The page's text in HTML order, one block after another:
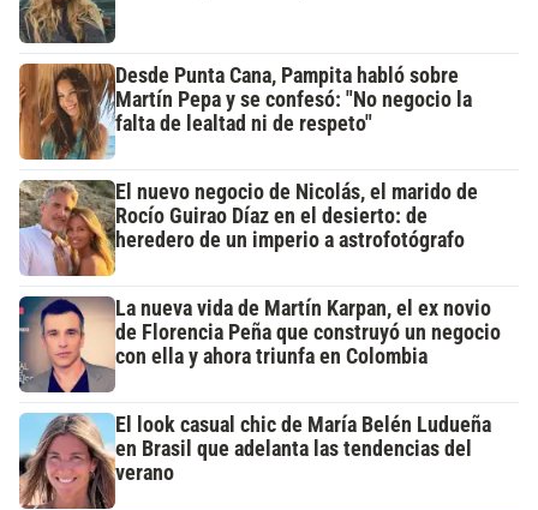
Desde Punta Cana, Pampita habló sobre
Martín Pepa y se confesó: "No negocio la
falta de lealtad ni de respeto"
El nuevo negocio de Nicolás, el marido de
Rocío Guirao Díaz en el desierto: de
heredero de un imperio a astrofotógrafo
La nueva vida de Martín Karpan, el ex novio
de Florencia Peña que construyó un negocio
con ella y ahora triunfa en Colombia
El look casual chic de María Belén Ludueña
en Brasil que adelanta las tendencias del
verano